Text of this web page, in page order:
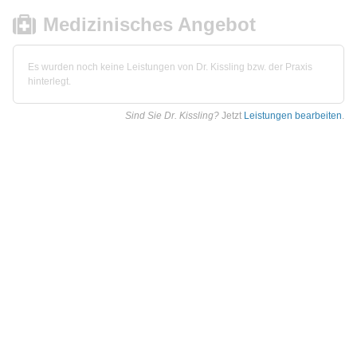
Medizinisches Angebot
Es wurden noch keine Leistungen von Dr. Kissling bzw. der Praxis
hinterlegt.
Sind Sie Dr. Kissling? Jetzt Leistungen bearbeiten.